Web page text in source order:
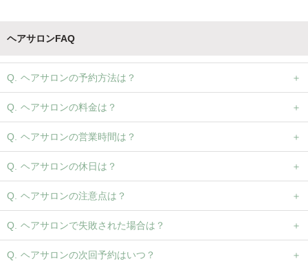
ヘアサロンFAQ
ヘアサロンの予約方法は？
ヘアサロンの料金は？
ヘアサロンの営業時間は？
ヘアサロンの休日は？
ヘアサロンの注意点は？
ヘアサロンで失敗された場合は？
ヘアサロンの次回予約はいつ？